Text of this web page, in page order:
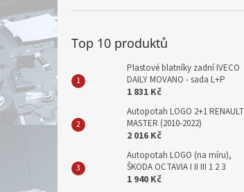
Top 10 produktů
Plastové blatníky zadní IVECO
DAILY MOVANO - sada L+P
1 831 Kč
Autopotah LOGO 2+1 RENAULT
MASTER (2010-2022)
2 016 Kč
Autopotah LOGO (na míru),
ŠKODA OCTAVIA I II III 1 2 3
1 940 Kč